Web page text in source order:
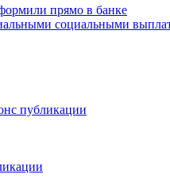
прямо в банке
социальными
публикации